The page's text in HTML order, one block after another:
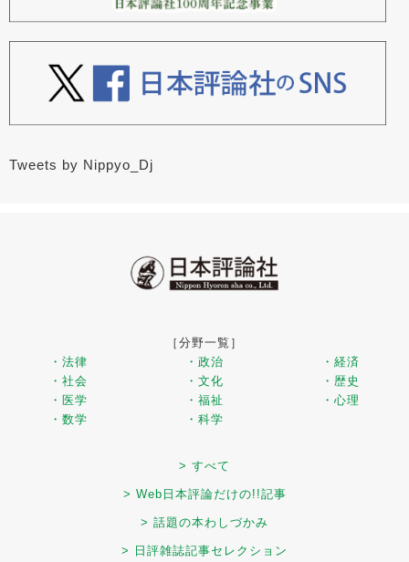
Tweets by Nippyo_Dj
［分野一覧］
・法律
・政治
・経済
・社会
・文化
・歴史
・医学
・福祉
・心理
・数学
・科学
> すべて
> Web日本評論だけの!!記事
> 話題の本わしづかみ
> 日評雑誌記事セレクション